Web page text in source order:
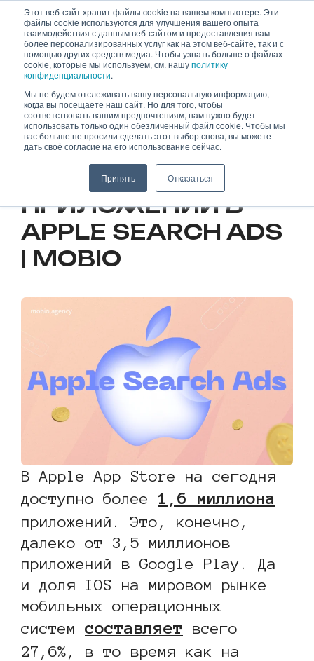
Этот веб-сайт хранит файлы cookie на вашем компьютере. Эти
файлы cookie используются для улучшения вашего опыта
взаимодействия с данным веб-сайтом и предоставления вам
более персонализированных услуг как на этом веб-сайте, так и с
помощью других средств медиа. Чтобы узнать больше о файлах
cookie, которые мы используем, см. нашуполитику
конфиденциальности.
Мы не будем отслеживать вашу персональную информацию,
когда вы посещаете наш сайт. Но для того, чтобы
соответствовать вашим предпочтениям, нам нужно будет
использовать только один обезличенный файл cookie. Чтобы мы
вас больше не просили сделать этот выбор снова, вы можете
дать своё согласие на его использование сейчас.
Принять Отказаться
Skip
content
28.09.2023
ПРОДВИЖЕНИЕ
МОБИЛЬНЫХ
ПРИЛОЖЕНИЙ В
APPLE SEARCH ADS
| MOBIO
В Apple App Store на сегодня
доступно более 1,6 миллиона
приложений. Это, конечно,
далеко от 3,5 миллионов
приложений в Google Play. Да
и доля IOS на мировом рынке
мобильных операционных
систем составляет всего
27,6%, в то время как на